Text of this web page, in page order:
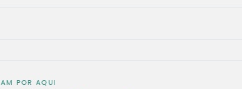
POR AQUI